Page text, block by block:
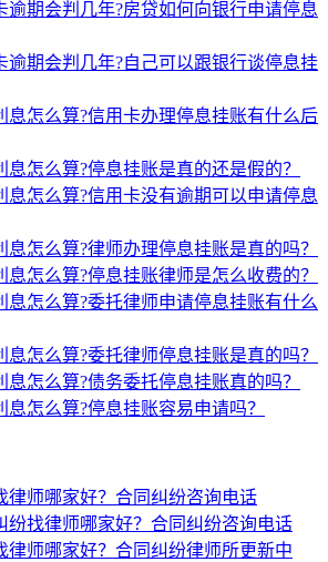
逾期会判几年?房贷如何向银行申请停息
逾期会判几年?自己可以跟银行谈停息挂
息怎么算?信用卡办理停息挂账有什么后
息怎么算?停息挂账是真的还是假的？
息怎么算?信用卡没有逾期可以申请停息
息怎么算?律师办理停息挂账是真的吗？
息怎么算?停息挂账律师是怎么收费的？
息怎么算?委托律师申请停息挂账有什么
息怎么算?委托律师停息挂账是真的吗？
息怎么算?债务委托停息挂账真的吗？
息怎么算?停息挂账容易申请吗？
律师哪家好？合同纠纷咨询电话
纷找律师哪家好？合同纠纷咨询电话
律师哪家好？合同纠纷律师所更新中